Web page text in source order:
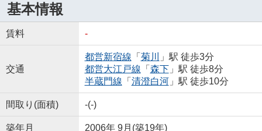
基本情報
賃料 -
交通
都営新宿線 「 菊川
」駅 徒歩3分
都営大江戸線 「 森下」駅 徒歩8分
半蔵門線 「 清澄白河」駅 徒歩10分
間取り(面積) -(-)
築年月 2006年 9月(築19年)